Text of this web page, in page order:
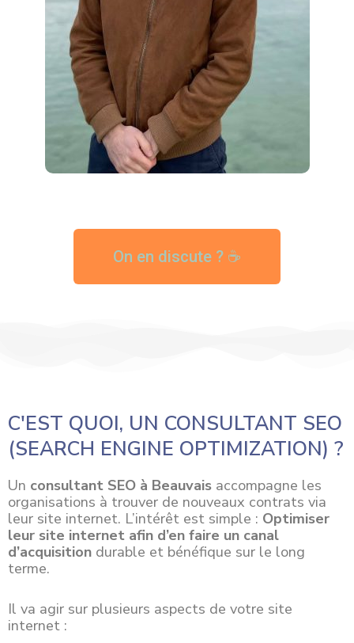
On en discute ? ☕
C'EST QUOI, UN CONSULTANT SEO
(SEARCH ENGINE OPTIMIZATION) ?
Un consultant SEO à Beauvais accompagne les
organisations à trouver de nouveaux contrats via
leur site internet. L’intérêt est simple : Optimiser
leur site internet afin d’en faire un canal
d’acquisition durable et bénéfique sur le long
terme.
Il va agir sur plusieurs aspects de votre site
internet :